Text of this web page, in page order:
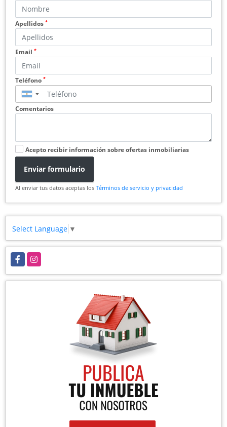
Apellidos *
Email *
Teléfono *
▼
Comentarios
Acepto recibir información sobre ofertas inmobiliarias
Enviar formulario
Al enviar tus datos aceptas los Términos de servicio y privacidad
Select Language ▼
FacebookInstagram